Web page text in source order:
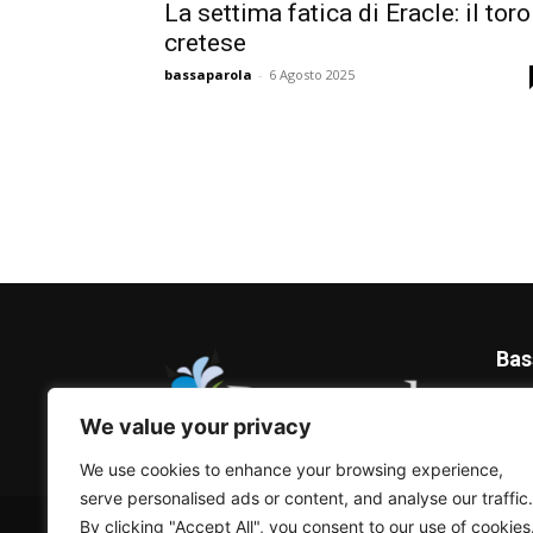
We value your privacy
We use cookies to enhance your browsing experience,
serve personalised ads or content, and analyse our traffic.
By clicking "Accept All", you consent to our use of cookies.
La settima fatica di Eracle: il toro
cretese
bassaparola - 6 Agosto 2025
© Bassaparola.it 2015-2025